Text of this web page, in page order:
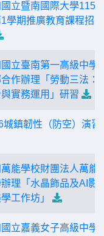
立暨南國際大學115
學期推廣教育課程招
立臺南第一高級中學
作辦理「勞動三法：
實務運用」研習
城鎮韌性（防空）演習
能學校財團法人萬能
理「水晶飾品及AI影
工作坊」
立嘉義女子高級中學